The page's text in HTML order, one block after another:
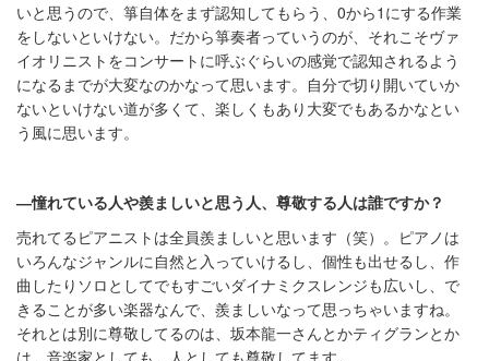
いと思うので、箏自体をまず認知してもらう、0から1にする作業
をしないといけない。だから箏奏者っていうのが、それこそヴァ
イオリニストをコンサートに呼ぶぐらいの感覚で認知されるよう
になるまでが大変なのかなって思います。自分で切り開いていか
ないといけない道が多くて、楽しくもあり大変でもあるかなとい
う風に思います。
―憧れている人や羨ましいと思う人、尊敬する人は誰ですか？
売れてるピアニストは全員羨ましいと思います（笑）。ピアノは
いろんなジャンルに自然と入っていけるし、個性も出せるし、作
曲したりソロとしてでもすごいダイナミクスレンジも広いし、で
きることが多い楽器なんで、羨ましいなって思っちゃいますね。
それとは別に尊敬してるのは、坂本龍一さんとかティグランとか
は、音楽家としても、人としても尊敬してます。